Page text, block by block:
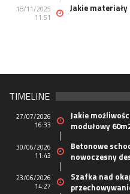
18/11/2025
11:51
Jakie
TIMELINE
27/07/2026
16:33
Jakie
modułowy
30/06/2026
11:43
Betonowe
nowoczesny
23/06/2026
14:27
Szafka nad